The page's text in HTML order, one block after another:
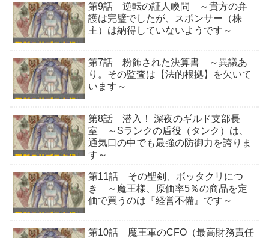
第9話 逆転の証人喚問 ～貴方の弁
護は完璧でしたが、スポンサー（株
主）は納得していないようです～
第7話 粉飾された決算書 ～異議あ
り。その監査は【法的根拠】を欠いて
います～
第8話 潜入！ 深夜のギルド支部長
室 ～Sランクの盾役（タンク）は、
通気口の中でも最強の防御力を誇りま
す～
第11話 その聖剣、ボッタクリにつ
き ～魔王様、原価率5％の商品を定
価で買うのは『経営不備』です～
第10話 魔王軍のCFO（最高財務責任